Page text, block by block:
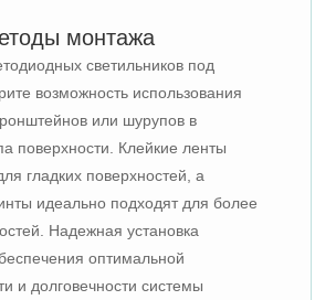
монтажа
светильников под
возможность использования
или шурупов в
поверхности. Клейкие ленты
гладких поверхностей, а
идеально подходят для более
Надежная установка
оптимальной
и долговечности системы